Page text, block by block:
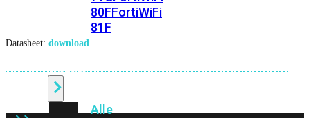
80FFortiWiFi
81F
Licentie
Alle
Datasheet: download